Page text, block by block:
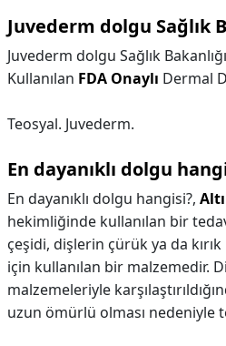
Juvederm dolgu Sağlık
Juvederm dolgu Sağlık
Kullanılan FDA Onaylı Dermal
Teosyal. Juvederm.
En dayanıklı dolgu
En dayanıklı dolgu hangisi?,
hekimliğinde kullanılan bir
çeşidi, dişlerin çürük ya da
için kullanılan bir malzemedir.
malzemeleriyle
uzun ömürlü olması nedeniyle